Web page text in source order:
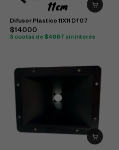
Difusor Plastico 11X11 Df 07
$14000
3 cuotas de $4667 sin interés